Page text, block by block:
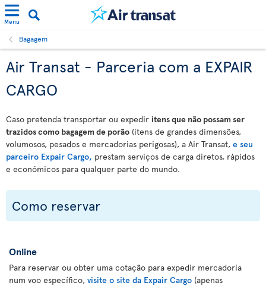
Menu
Bagagem
Air Transat - Parceria com a EXPAIR
CARGO
Caso pretenda transportar ou expedir itens que não possam ser
trazidos como bagagem de porão (itens de grandes dimensões,
volumosos, pesados e mercadorias perigosas), a Air Transat, e seu
parceiro Expair Cargo, prestam serviços de carga diretos, rápidos
e económicos para qualquer parte do mundo.
Como reservar
Online
Para reservar ou obter uma cotação para expedir mercadoria
num voo específico, visite o site da Expair Cargo (apenas